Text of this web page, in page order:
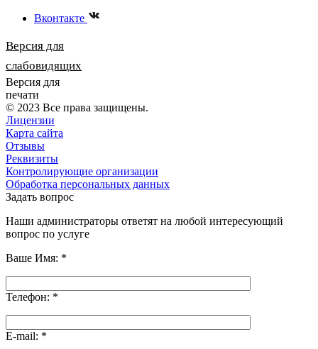
Вконтакте
Версия для
слабовидящих
Версия для
печати
© 2023 Все права защищены.
Лицензии
Карта сайта
Отзывы
Реквизиты
Контролирующие организации
Обработка персональных данных
Задать вопрос
Наши администраторы ответят на любой интересующий
вопрос по услуге
Ваше Имя: *
Телефон: *
E-mail: *